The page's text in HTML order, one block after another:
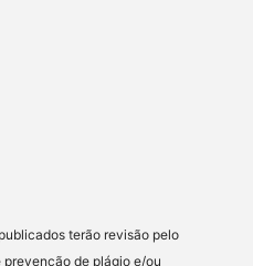
terão revisão pelo
prevenção de plágio e/ou